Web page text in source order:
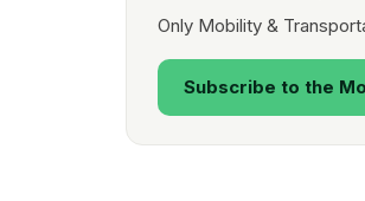
Only Mobility &
Subscribe to the